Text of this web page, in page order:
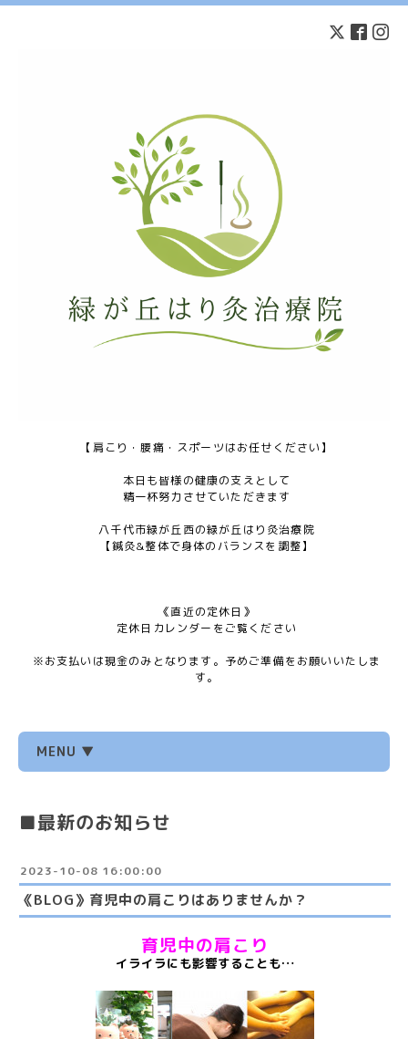
【肩こり・腰痛・スポーツはお任せください】
本日も皆様の健康の支えとして
精一杯努力させていただきます
八千代市緑が丘西の緑が丘はり灸治療院
【鍼灸&整体で身体のバランスを調整】
《直近の定休日》
定休日カレンダーをご覧ください
※お支払いは現金のみとなります。予めご準備をお願いいたしま
す。
MENU ▼
■最新のお知らせ
2023-10-08 16:00:00
《BLOG》育児中の肩こりはありませんか？
育児中の肩こり
イライラにも影響することも…